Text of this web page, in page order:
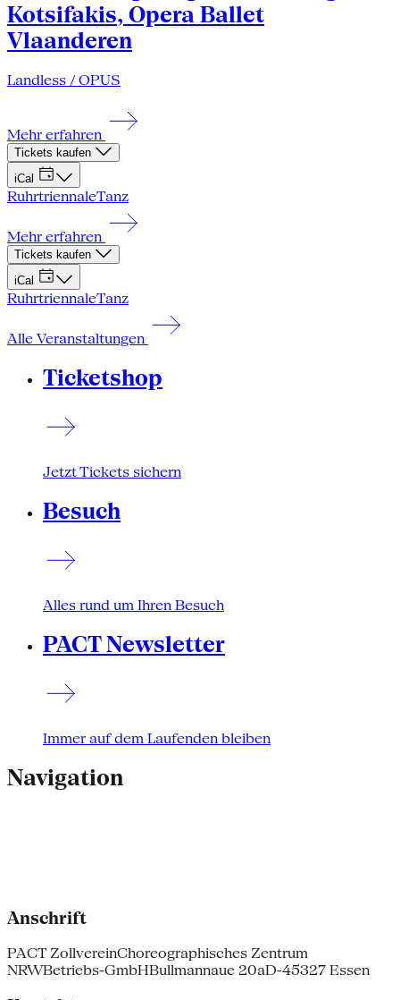
Kotsifakis, Opera Ballet
Vlaanderen
Landless / OPUS
Mehr erfahren
Tickets kaufen
iCal
RuhrtriennaleTanz
Mehr erfahren
Tickets kaufen
iCal
RuhrtriennaleTanz
Alle Veranstaltungen
Ticketshop
Jetzt Tickets sichern
Besuch
Alles rund um Ihren Besuch
PACT Newsletter
Immer auf dem Laufenden bleiben
Navigation
Anschrift
PACT ZollvereinChoreographisches Zentrum
NRWBetriebs-GmbHBullmannaue 20aD-45327 Essen